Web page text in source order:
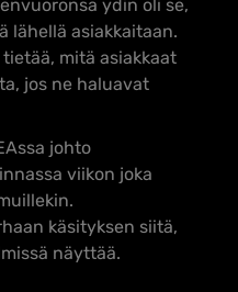
ydin oli se,
lähellä asiakkaitaan.
mitä asiakkaat
jos ne haluavat
johto
viikon joka
käsityksen siitä,
näyttää.